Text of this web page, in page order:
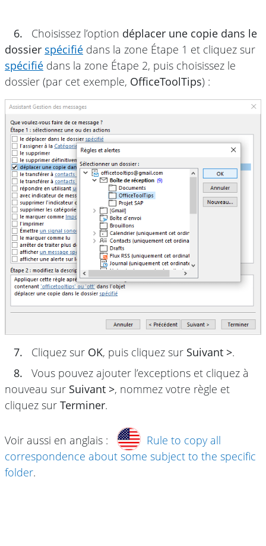
6. Choisissez l’option déplacer une copie dans le
dossier spécifié dans la zone Étape 1 et cliquez sur
spécifié dans la zone Étape 2, puis choisissez le
dossier (par cet exemple, OfficeToolTips) :
7. Cliquez sur OK, puis cliquez sur Suivant >.
8.
Vous pouvez ajouter l’exceptions et cliquez à
nouveau sur Suivant >, nommez votre règle et
cliquez sur Terminer.
Voir aussi en anglais :
Rule to copy all
correspondence about some subject to the specific
folder.